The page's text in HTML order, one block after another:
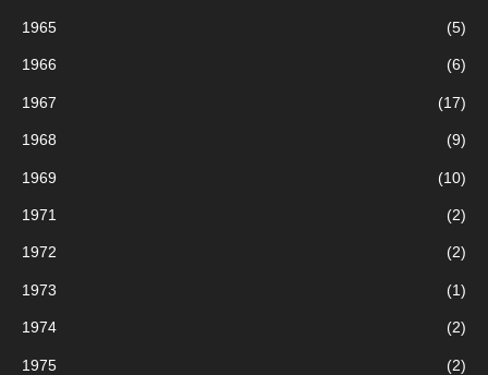
1965 (5)
1966 (6)
1967 (17)
1968 (9)
1969 (10)
1971 (2)
1972 (2)
1973 (1)
1974 (2)
1975 (2)